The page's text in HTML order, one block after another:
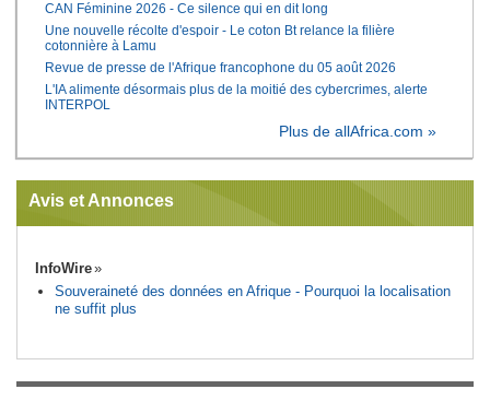
CAN Féminine 2026 - Ce silence qui en dit long
Une nouvelle récolte d'espoir - Le coton Bt relance la filière
cotonnière à Lamu
Revue de presse de l'Afrique francophone du 05 août 2026
L'IA alimente désormais plus de la moitié des cybercrimes, alerte
INTERPOL
Plus de allAfrica.com »
Avis et Annonces
InfoWire
Souveraineté des données en Afrique - Pourquoi la localisation
ne suffit plus